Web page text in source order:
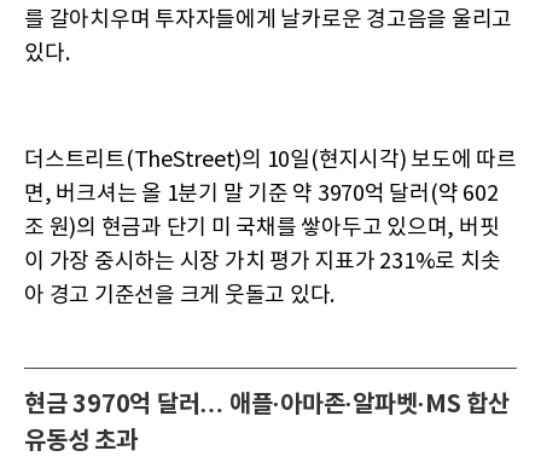
를 갈아치우며 투자자들에게 날카로운 경고음을 울리고
있다.
더스트리트(TheStreet)의 10일(현지시각) 보도에 따르
면, 버크셔는 올 1분기 말 기준 약 3970억 달러(약 602
조 원)의 현금과 단기 미 국채를 쌓아두고 있으며, 버핏
이 가장 중시하는 시장 가치 평가 지표가 231%로 치솟
아 경고 기준선을 크게 웃돌고 있다.
현금 3970억 달러… 애플·아마존·알파벳·MS 합산
유동성 초과